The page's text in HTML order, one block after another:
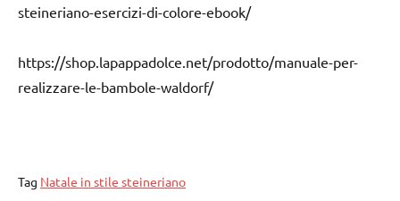
steineriano-esercizi-di-colore-ebook/
https://shop.lapappadolce.net/prodotto/manuale-per-
realizzare-le-bambole-waldorf/
Tag Natale in stile steineriano